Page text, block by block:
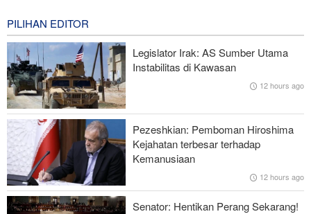
Hulu Ledak Manuver dan Antena Anti-Jamming: Lonjakan
Kualitatif Rudal Kheibar Shekan
Zolghadr: Selat Hormuz Hanya Akan Dibuka Jika AS Perbaiki
Perilaku—Ini 6 Syaratnya!
Norouzi: Jurnalis Berdiri di Titik Pertemuan antara Realitas dan
Opini Publik
Menhan Pakistan: Persatuan Negara-negara Islam dalam
Melawan Zionis Urgen
PILIHAN EDITOR
Legislator Irak: AS Sumber Utama
Instabilitas di Kawasan
12 hours ago
Pezeshkian: Pemboman Hiroshima
Kejahatan terbesar terhadap
Kemanusiaan
12 hours ago
Senator: Hentikan Perang Sekarang!